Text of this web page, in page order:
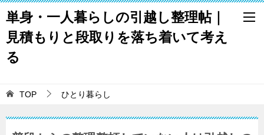
単身・一人暮らしの引越し整理帖｜
見積もりと段取りを落ち着いて考え
る
TOP ひとり暮らし